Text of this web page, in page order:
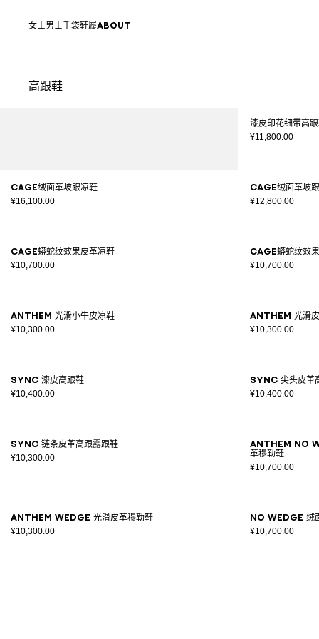
女士男士手袋鞋履ABOUT
高跟鞋
漆皮印花细带高
¥11,800.00
Cage绒面革坡跟凉鞋
¥16,100.00
Cage绒面革坡
¥12,800.00
Cage蟒蛇纹效果皮革凉鞋
¥10,700.00
Cage蟒蛇纹效
¥10,700.00
Anthem 光滑小牛皮凉鞋
¥10,300.00
Anthem 光滑皮
¥10,300.00
Sync 漆皮高跟鞋
¥10,400.00
Sync 尖头皮革
¥10,400.00
Sync 链条皮革高跟露跟鞋
¥10,300.00
Anthem No
革穆勒鞋
¥10,700.00
Anthem Wedge 光滑皮革穆勒鞋
¥10,300.00
No Wedge 绒
¥10,700.00